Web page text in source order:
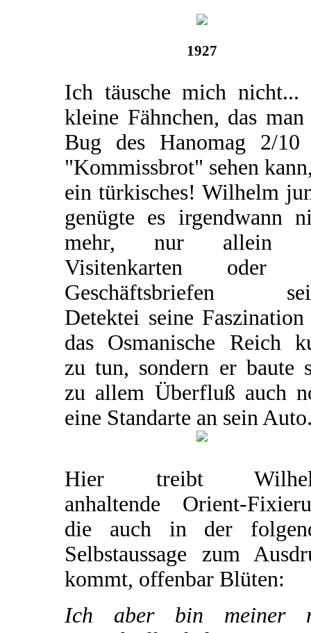
1927
Ich täusche mich nicht...
kleine Fähnchen, das man
Bug des Hanomag 2/10
"Kommissbrot" sehen
ein türkisches! Wilhelm
genügte es irgendwann
mehr, nur allein
Visitenkarten oder
Geschäftsbriefen
Detektei seine
das Osmanische Reich
zu tun, sondern er baute
zu allem Überfluß auch
eine Standarte an sein
Hier treibt
anhaltende Orient-
die auch in der
Selbstaussage zum
kommt, offenbar Blüten:
Ich aber bin meiner